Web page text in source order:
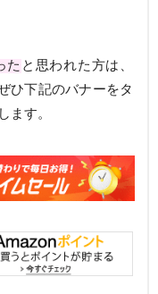
た と思われた方は、
ひ下記のバナーをタ
す。